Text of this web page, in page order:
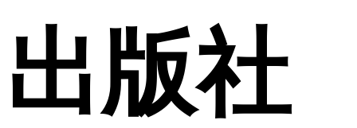
出版社